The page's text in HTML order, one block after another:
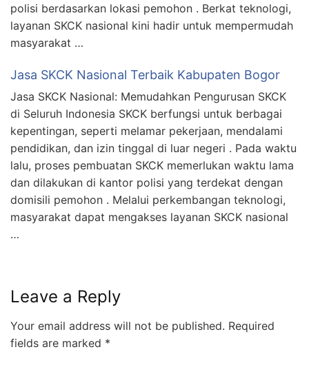
polisi berdasarkan lokasi pemohon . Berkat teknologi,
layanan SKCK nasional kini hadir untuk mempermudah
masyarakat …
Jasa SKCK Nasional Terbaik Kabupaten Bogor
Jasa SKCK Nasional: Memudahkan Pengurusan SKCK
di Seluruh Indonesia SKCK berfungsi untuk berbagai
kepentingan, seperti melamar pekerjaan, mendalami
pendidikan, dan izin tinggal di luar negeri . Pada waktu
lalu, proses pembuatan SKCK memerlukan waktu lama
dan dilakukan di kantor polisi yang terdekat dengan
domisili pemohon . Melalui perkembangan teknologi,
masyarakat dapat mengakses layanan SKCK nasional
…
Leave a Reply
Your email address will not be published. Required
fields are marked *